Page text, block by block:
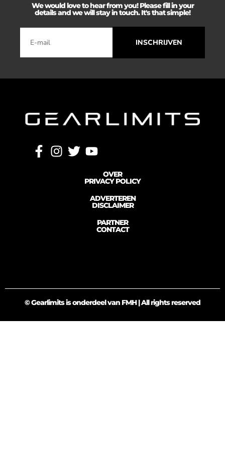
We would love to hear from you! Please fill in your
details and we will stay in touch. It's that simple!
INSCHRIJVEN
OVER
PRIVACY POLICY
ADVERTEREN
DISCLAIMER
PARTNER
CONTACT
© Gearlimits is onderdeel van FMH | All rights reserved